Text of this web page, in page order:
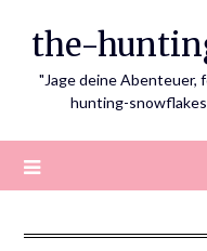
the-
"Jage deine Abenteuer,
hunting-